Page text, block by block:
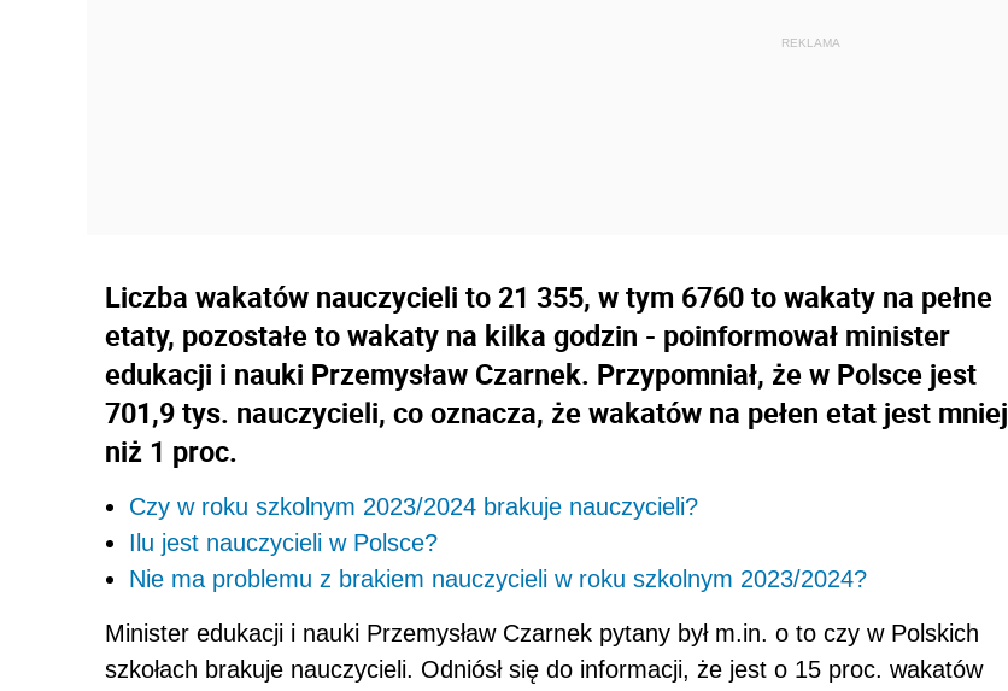
Liczba wakatów nauczycieli to 21 355, w tym 6760 to wakaty na pełne
etaty, pozostałe to wakaty na kilka godzin - poinformował minister
edukacji i nauki Przemysław Czarnek. Przypomniał, że w Polsce jest
701,9 tys. nauczycieli, co oznacza, że wakatów na pełen etat jest mniej
niż 1 proc.
Czy w roku szkolnym 2023/2024 brakuje nauczycieli?
Ilu jest nauczycieli w Polsce?
Nie ma problemu z brakiem nauczycieli w roku szkolnym 2023/2024?
Minister edukacji i nauki Przemysław Czarnek pytany był m.in. o to czy w Polskich
szkołach brakuje nauczycieli. Odniósł się do informacji, że jest o 15 proc. wakatów